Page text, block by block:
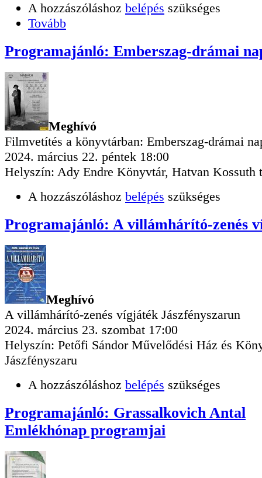
A hozzászóláshoz belépés szükséges
Tovább
Programajánló: Emberszag-drámai
Meghívó
Filmvetítés a könyvtárban: Emberszag-drámai
2024. március 22. péntek 18:00
Helyszín: Ady Endre Könyvtár, Hatvan Kossuth
A hozzászóláshoz belépés szükséges
Programajánló: A villámhárító-zenés
Meghívó
A villámhárító-zenés vígjáték Jászfényszarun
2024. március 23. szombat 17:00
Helyszín: Petőfi Sándor Művelődési Ház és
Jászfényszaru
A hozzászóláshoz belépés szükséges
Programajánló: Grassalkovich Antal
Emlékhónap programjai